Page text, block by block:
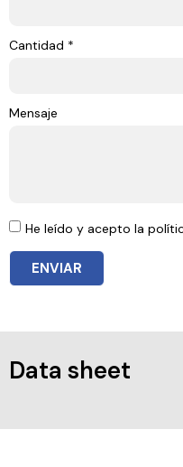
Cantidad *
Mensaje
He leído y acepto la
ENVIAR
Data sheet